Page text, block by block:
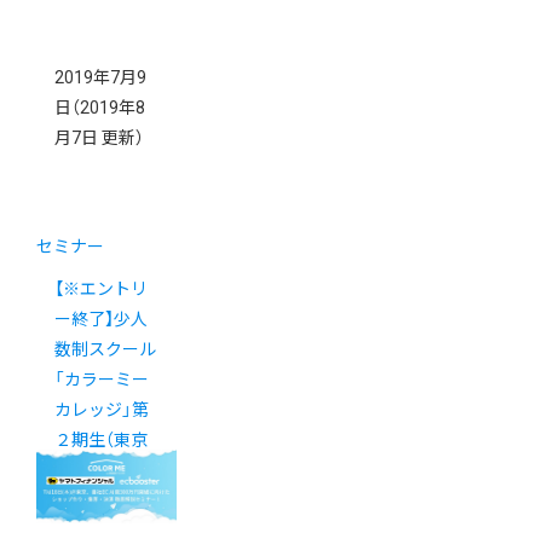
2019年7月9
日 （2019年8
月7日 更新）
セミナー
【※エントリ
ー終了】少人
数制スクール
「カラーミー
カレッジ」第
２期生（東京